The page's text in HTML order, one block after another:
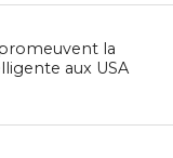
la
aux USA